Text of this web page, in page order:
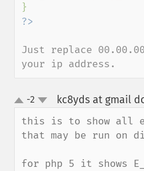
Just replace
your ip address.
up
down
-2 kc8yds at gmail
this is to show all
that may be run on
for php 5 it shows